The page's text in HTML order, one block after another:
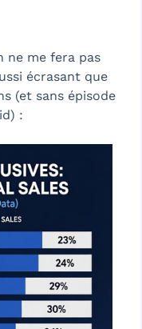
ne me fera pas
écrasant que
(et sans épisode
: